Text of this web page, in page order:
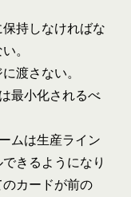
持しなければな
。
渡さない。
最小化されるべ
ムは生産ライン
きるようになり
カードが前の